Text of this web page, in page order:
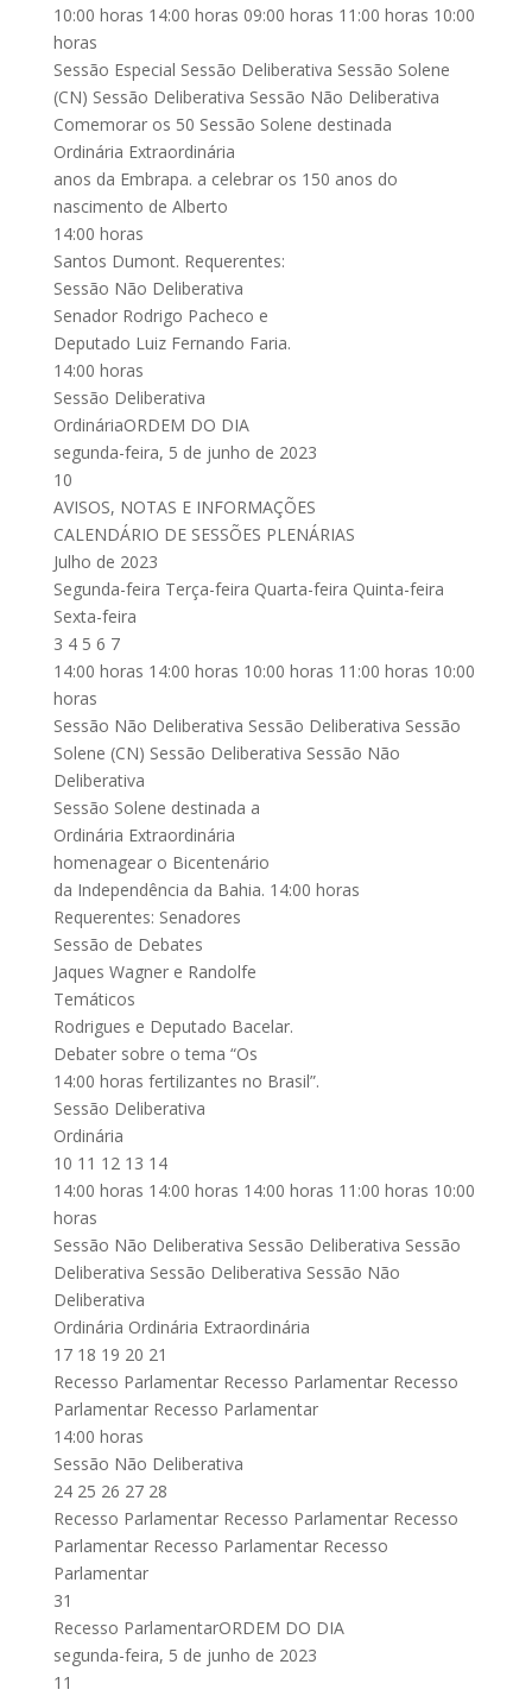
10:00 horas 14:00 horas 09:00 horas 11:00 horas 10:00
horas
Sessão Especial Sessão Deliberativa Sessão Solene
(CN) Sessão Deliberativa Sessão Não Deliberativa
Comemorar os 50 Sessão Solene destinada
Ordinária Extraordinária
anos da Embrapa. a celebrar os 150 anos do
nascimento de Alberto
14:00 horas
Santos Dumont. Requerentes:
Sessão Não Deliberativa
Senador Rodrigo Pacheco e
Deputado Luiz Fernando Faria.
14:00 horas
Sessão Deliberativa
OrdináriaORDEM DO DIA
segunda-feira, 5 de junho de 2023
10
AVISOS, NOTAS E INFORMAÇÕES
CALENDÁRIO DE SESSÕES PLENÁRIAS
Julho de 2023
Segunda-feira Terça-feira Quarta-feira Quinta-feira
Sexta-feira
3 4 5 6 7
14:00 horas 14:00 horas 10:00 horas 11:00 horas 10:00
horas
Sessão Não Deliberativa Sessão Deliberativa Sessão
Solene (CN) Sessão Deliberativa Sessão Não
Deliberativa
Sessão Solene destinada a
Ordinária Extraordinária
homenagear o Bicentenário
da Independência da Bahia. 14:00 horas
Requerentes: Senadores
Sessão de Debates
Jaques Wagner e Randolfe
Temáticos
Rodrigues e Deputado Bacelar.
Debater sobre o tema “Os
14:00 horas fertilizantes no Brasil”.
Sessão Deliberativa
Ordinária
10 11 12 13 14
14:00 horas 14:00 horas 14:00 horas 11:00 horas 10:00
horas
Sessão Não Deliberativa Sessão Deliberativa Sessão
Deliberativa Sessão Deliberativa Sessão Não
Deliberativa
Ordinária Ordinária Extraordinária
17 18 19 20 21
Recesso Parlamentar Recesso Parlamentar Recesso
Parlamentar Recesso Parlamentar
14:00 horas
Sessão Não Deliberativa
24 25 26 27 28
Recesso Parlamentar Recesso Parlamentar Recesso
Parlamentar Recesso Parlamentar Recesso
Parlamentar
31
Recesso ParlamentarORDEM DO DIA
segunda-feira, 5 de junho de 2023
11